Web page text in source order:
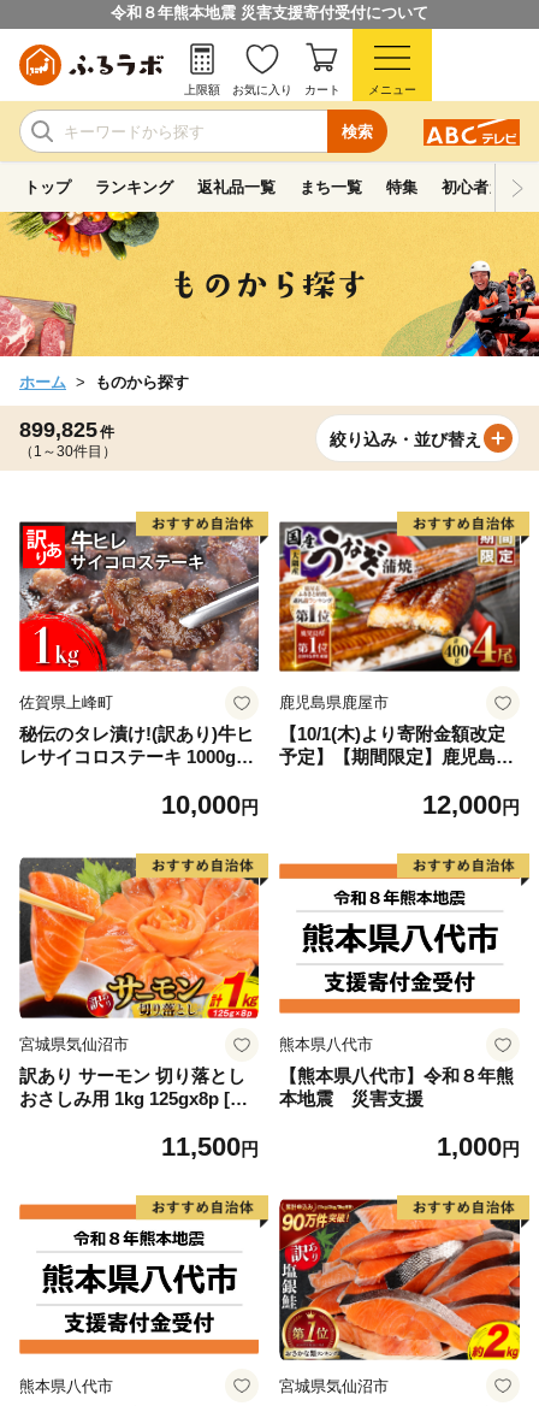
令和８年熊本地震 災害支援寄付受付について
検索
上限額 お気に入り カート メニュー
トップ ランキング 返礼品一覧 まち一覧 特集 初心者ガイド
ホーム ものから探す
899,825件
（1～30件目）
絞り込み・並び替え
佐賀県上峰町
秘伝のタレ漬け!(訳あり)牛ヒ
レサイコロステーキ 1000g
10,000円
鹿児島県鹿屋市
【10/1(木)より寄附金額改定
予定】【期間限定】鹿児島県
12,000円
宮城県気仙沼市
訳あり サーモン 切り落とし
おさしみ用 1kg 125gx8p [足
4313] 魚 魚介類 鮭 お刺し身
介
11,500円
熊本県八代市
【熊本県八代市】令和８年熊
本地震 災害支援
1,000円
熊本県八代市 宮城県気仙沼市